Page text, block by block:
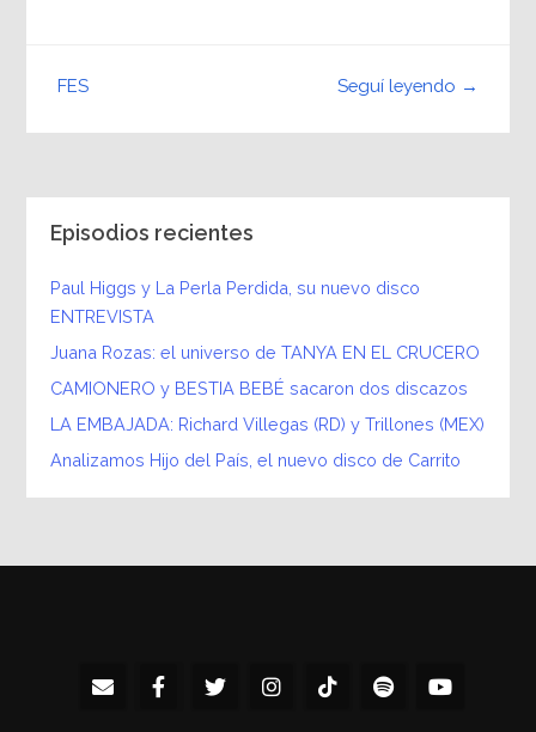
Seguí leyendo →
FES
Episodios recientes
Paul Higgs y La Perla Perdida, su nuevo disco
ENTREVISTA
Juana Rozas: el universo de TANYA EN EL CRUCERO
CAMIONERO y BESTIA BEBÉ sacaron dos discazos
LA EMBAJADA: Richard Villegas (RD) y Trillones (MEX)
Analizamos Hijo del País, el nuevo disco de Carrito